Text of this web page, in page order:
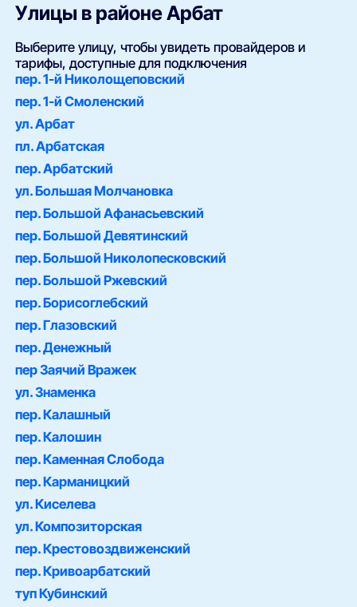
Улицы в районе Арбат
Выберите улицу, чтобы увидеть провайдеров и
тарифы, доступные для подключения
пер. 1-й Николощеповский
пер. 1-й Смоленский
ул. Арбат
пл. Арбатская
пер. Арбатский
ул. Большая Молчановка
пер. Большой Афанасьевский
пер. Большой Девятинский
пер. Большой Николопесковский
пер. Большой Ржевский
пер. Борисоглебский
пер. Глазовский
пер. Денежный
пер Заячий Вражек
ул. Знаменка
пер. Калашный
пер. Калошин
пер. Каменная Слобода
пер. Карманицкий
ул. Киселева
ул. Композиторская
пер. Крестовоздвиженский
пер. Кривоарбатский
туп Кубинский